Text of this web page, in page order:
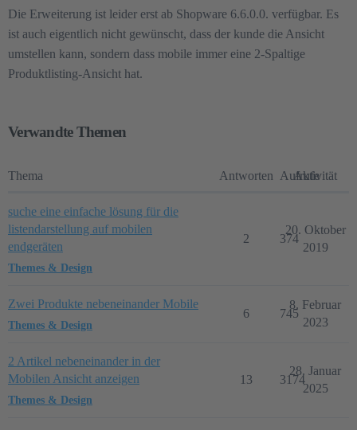
        padding: 8px 10px !important;
        font-size: 14px !important;
    }
}
Die Erweiterung ist leider erst ab Shopware 6.6.0.0. verfügbar. Es
ist auch eigentlich nicht gewünscht, dass der kunde die Ansicht
umstellen kann, sondern dass mobile immer eine 2-Spaltige
Produktlisting-Ansicht hat.
Verwandte Themen
Thema Antworten Aufrufe
Aktivität
suche eine einfache lösung für die
listendarstellung auf mobilen
endgeräten
Themes & Design
2 374
20. Oktober
2019
Zwei Produkte nebeneinander Mobile
Themes & Design
6 745
8. Februar
2023
2 Artikel nebeneinander in der
Mobilen Ansicht anzeigen
Themes & Design
13 3174
28. Januar
2025